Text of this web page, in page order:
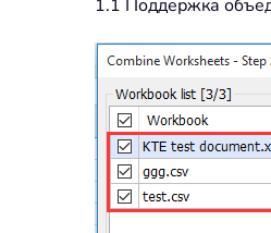
1.1 Поддержка